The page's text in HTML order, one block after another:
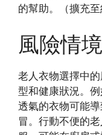
的幫助。（擴充
風險情
老人衣物選擇中
型和健康狀況。
透氣的衣物可能
冒。行動不便的